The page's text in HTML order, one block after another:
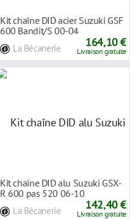
Kit chaîne DID acier Suzuki GSF
600 Bandit/S 00-04
La Bécanerie 164,10 €
Livraison gratuite
Kit chaîne DID alu Suzuki GSX-
R 600 pas 520 06-10
La Bécanerie 142,40 €
Livraison gratuite